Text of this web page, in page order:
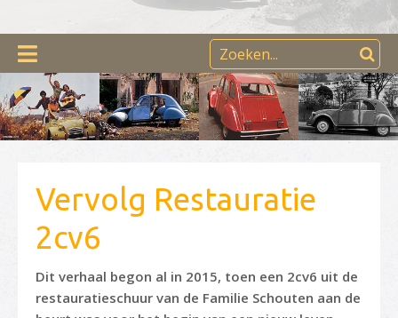
Vervolg Restauratie
2cv6
Dit verhaal begon al in 2015, toen een 2cv6 uit de
restauratieschuur van de Familie Schouten aan de